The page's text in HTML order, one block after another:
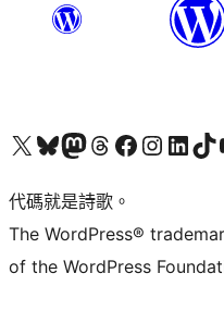
Visit our X (formerly Twitter) account
Visit our Bluesky account
Visit our Mastodon account
Visit our Threads account
訪問我們的 Facebook 專頁Visit our Instagram
Visit ourVisit
代碼就是詩歌。
The WordPress®
of the WordPress